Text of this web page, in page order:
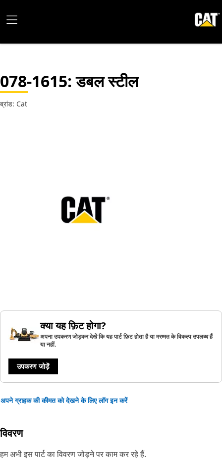
078-1615: डबल स्टील
ब्रांड: Cat
क्या यह फ़िट होगा?
अपना उपकरण जोड़कर देखें कि यह पार्ट फ़िट होता है या मरम्मत के विकल्प उपलब्ध हैं
या नहीं.
उपकरण जोड़ें
अपने ग्राहक की कीमत को देखने के लिए लॉग इन करें
विवरण
हम अभी इस पार्ट का विवरण जोड़ने पर काम कर रहे हैं.